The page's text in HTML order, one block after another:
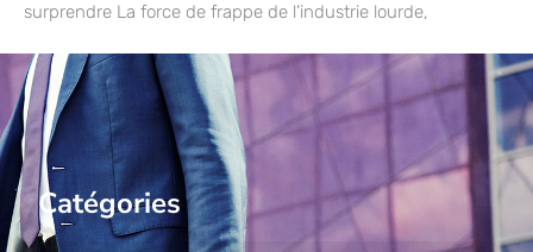
surprendre La force de frappe de l’industrie lourde,
Catégories